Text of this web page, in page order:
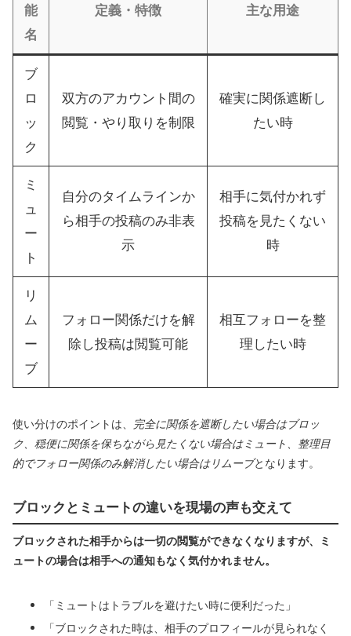
能
名
定義・特徴 主な用途
ブ
ロ
ッ
ク
双方のアカウント間の
閲覧・やり取りを制限
確実に関係遮断し
たい時
ミ
ュ
ー
ト
自分のタイムラインか
ら相手の投稿のみ非表
示
相手に気付かれず
投稿を見たくない
時
リ
ム
ー
ブ
フォロー関係だけを解
除し投稿は閲覧可能
相互フォローを整
理したい時
使い分けのポイントは、
完全に関係を遮断したい場合はブロッ
ク、穏便に関係を保ちながら見たくない場合はミュート、整理目
的でフォロー関係のみ解消したい場合はリムーブとなります。
ブロックとミュートの違いを現場の声も交えて
ブロックされた相手からは一切の閲覧ができなくなりますが、ミ
ュートの場合は相手への通知もなく気付かれません。
「ミュートはトラブルを避けたい時に便利だった」
「ブロックされた時は、相手のプロフィールが見られなく